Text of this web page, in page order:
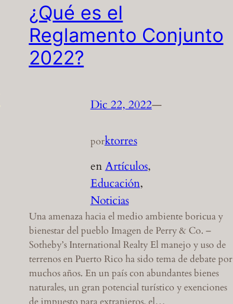
¿Qué es el
Reglamento Conjunto
2022?
Dic 22, 2022—
porktorres
enArtículos
Educación
Noticias
Una amenaza hacia el medio ambiente boricua y
bienestar del pueblo Imagen de Perry & Co. –
Sotheby’s International Realty El manejo y uso de
terrenos en Puerto Rico ha sido tema de debate por
muchos años. En un país con abundantes bienes
naturales, un gran potencial turístico y exenciones